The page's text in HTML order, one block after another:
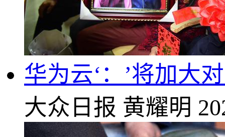
华为云‘：’将加大
大众日报 黄耀明